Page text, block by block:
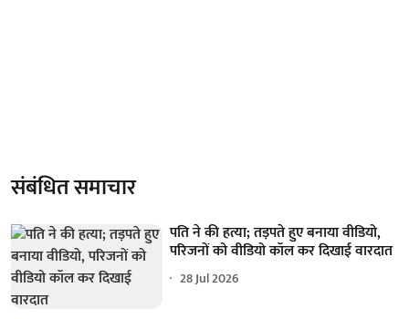
संबंधित समाचार
पति ने की हत्या; तड़पते हुए बनाया वीडियो,
परिजनों को वीडियो कॉल कर दिखाई वारदात
28 Jul 2026